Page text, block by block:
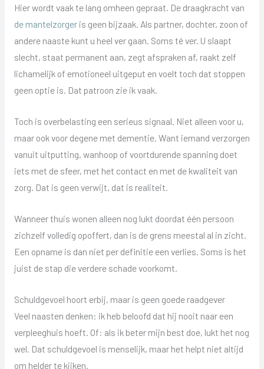
Hier wordt vaak te lang omheen gepraat. De draagkracht van
de mantelzorgeris geen bijzaak. Als partner, dochter, zoon of
andere naaste kunt u heel ver gaan. Soms té ver. U slaapt
slecht, staat permanent aan, zegt afspraken af, raakt zelf
lichamelijk of emotioneel uitgeput en voelt toch dat stoppen
geen optie is. Dat patroon zie ik vaak.
Toch is overbelasting een serieus signaal. Niet alleen voor u,
maar ook voor degene met dementie. Want iemand verzorgen
vanuit uitputting, wanhoop of voortdurende spanning doet
iets met de sfeer, met het contact en met de kwaliteit van
zorg. Dat is geen verwijt, dat is realiteit.
Wanneer thuis wonen alleen nog lukt doordat één persoon
zichzelf volledig opoffert, dan is de grens meestal al in zicht.
Een opname is dan niet per definitie een verlies. Soms is het
juist de stap die verdere schade voorkomt.
Schuldgevoel hoort erbij, maar is geen goede raadgever
Veel naasten denken: ik heb beloofd dat hij nooit naar een
verpleeghuis hoeft. Of: als ik beter mijn best doe, lukt het nog
wel. Dat schuldgevoel is menselijk, maar het helpt niet altijd
om helder te kijken.